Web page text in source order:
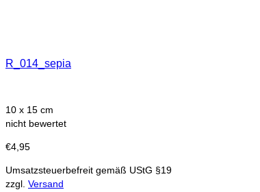
R_014_sepia
10 x 15 cm
nicht bewertet
€4,95
Umsatzsteuerbefreit gemäß UStG §19
zzgl. Versand